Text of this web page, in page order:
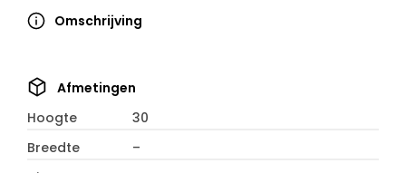
Omschrijving
Afmetingen
Hoogte 30
Breedte –